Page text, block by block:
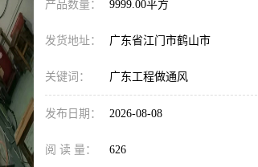
产品数量： 9999.00平方
发货地址： 广东省江门市鹤山市
关键词： 广东工程做通风
发布日期： 2026-08-08
阅 读 量： 626